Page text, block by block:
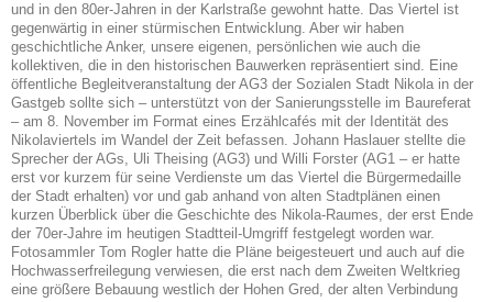
und in den 80er-Jahren in der Karlstraße gewohnt hatte. Das Viertel ist
gegenwärtig in einer stürmischen Entwicklung. Aber wir haben
geschichtliche Anker, unsere eigenen, persönlichen wie auch die
kollektiven, die in den historischen Bauwerken repräsentiert sind. Eine
öffentliche Begleitveranstaltung der AG3 der Sozialen Stadt Nikola in der
Gastgeb sollte sich – unterstützt von der Sanierungsstelle im Baureferat
– am 8. November im Format eines Erzählcafés mit der Identität des
Nikolaviertels im Wandel der Zeit befassen. Johann Haslauer stellte die
Sprecher der AGs, Uli Theising (AG3) und Willi Forster (AG1 – er hatte
erst vor kurzem für seine Verdienste um das Viertel die Bürgermedaille
der Stadt erhalten) vor und gab anhand von alten Stadtplänen einen
kurzen Überblick über die Geschichte des Nikola-Raumes, der erst Ende
der 70er-Jahre im heutigen Stadtteil-Umgriff festgelegt worden war.
Fotosammler Tom Rogler hatte die Pläne beigesteuert und auch auf die
Hochwasserfreilegung verwiesen, die erst nach dem Zweiten Weltkrieg
eine größere Bebauung westlich der Hohen Gred, der alten Verbindung